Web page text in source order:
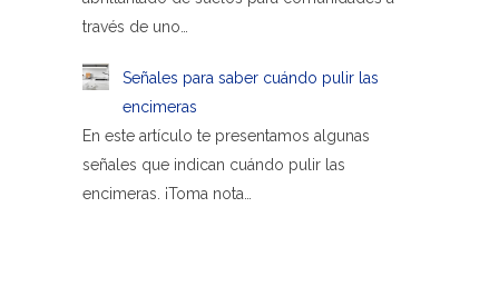
través de uno…
Señales para saber cuándo pulir las
encimeras
En este artículo te presentamos algunas
señales que indican cuándo pulir las
encimeras. ¡Toma nota…